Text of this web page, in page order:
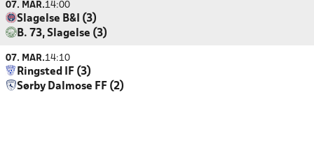
07. MAR.14:00
Slagelse B&I (3)
B. 73, Slagelse (3)
07. MAR.14:10
Ringsted IF (3)
Sørby Dalmose FF (2)